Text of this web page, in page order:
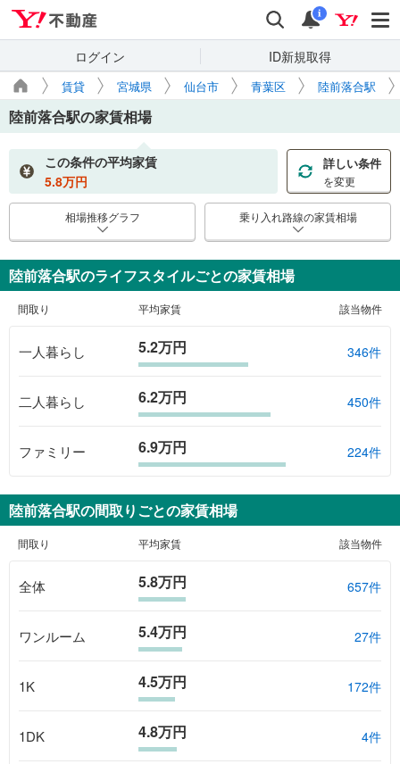
検索 通知
i
ログイン ID新規取得
賃貸 宮城県 仙台市 青葉区 陸前落合駅
陸前落合駅の家賃相場
この条件の平均家賃
5.8万円
詳しい条件
を変更
相場推移グラフ 乗り入れ路線の家賃相場
陸前落合駅のライフスタイルごとの家賃相場
間取り 平均家賃 該当物件
一人暮らし 5.2万円 346件
二人暮らし 6.2万円 450件
ファミリー 6.9万円 224件
陸前落合駅の間取りごとの家賃相場
間取り 平均家賃 該当物件
全体 5.8万円 657件
ワンルーム 5.4万円 27件
1K 4.5万円 172件
1DK 4.8万円 4件